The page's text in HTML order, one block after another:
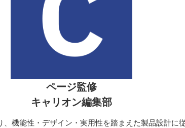
ページ監修
キャリオン編集部
機能性・デザイン・実用性を踏まえた製品設計に